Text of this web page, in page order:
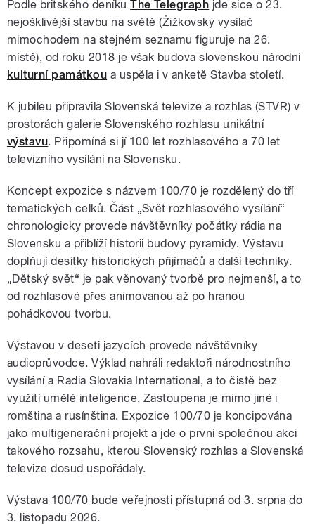
Podle britského deníkuThe Telegraph jde sice o 23.
nejošklivější stavbu na světě (Žižkovský vysílač
mimochodem na stejném seznamu figuruje na 26.
místě), od roku 2018 je však budova slovenskou národní
kulturní památkou a uspěla i v anketě Stavba století.
K jubileu připravila Slovenská televize a rozhlas (STVR) v
prostorách galerie Slovenského rozhlasu unikátní
výstavu. Připomíná si jí 100 let rozhlasového a 70 let
televizního vysílání na Slovensku.
Koncept expozice s názvem 100/70 je rozdělený do tří
tematických celků. Část „Svět rozhlasového vysílání“
chronologicky provede návštěvníky počátky rádia na
Slovensku a přiblíží historii budovy pyramidy. Výstavu
doplňují desítky historických přijímačů a další techniky.
„Dětský svět“ je pak věnovaný tvorbě pro nejmenší, a to
od rozhlasové přes animovanou až po hranou
pohádkovou tvorbu.
Výstavou v deseti jazycích provede návštěvníky
audioprůvodce. Výklad nahráli redaktoři národnostního
vysílání a Radia Slovakia International, a to čistě bez
využití umělé inteligence. Zastoupena je mimo jiné i
romština a rusínština. Expozice 100/70 je koncipována
jako multigenerační projekt a jde o první společnou akci
takového rozsahu, kterou Slovenský rozhlas a Slovenská
televize dosud uspořádaly.
Výstava 100/70 bude veřejnosti přístupná od 3. srpna do
3. listopadu 2026.